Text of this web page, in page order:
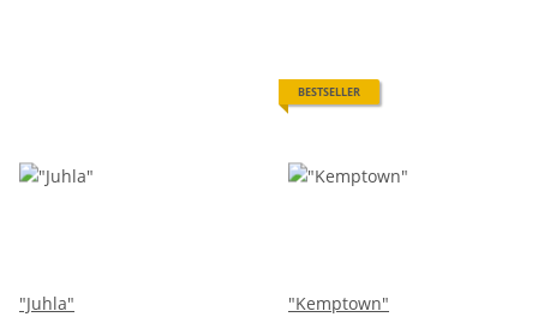
"Juhla"
BESTSELLER
"Kemptown"